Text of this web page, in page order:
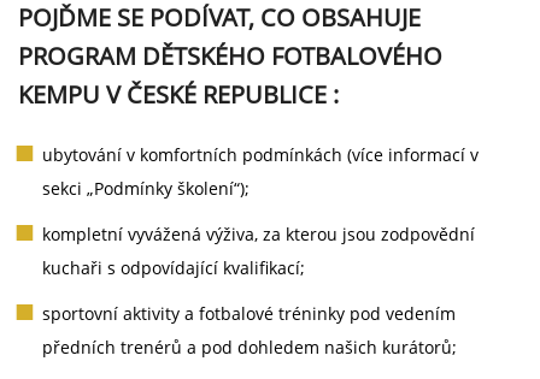
POJĎME SE PODÍVAT, CO OBSAHUJE
PROGRAM DĚTSKÉHO FOTBALOVÉHO
KEMPU V ČESKÉ REPUBLICE :
ubytování v komfortních podmínkách (více informací v
sekci „Podmínky školení“);
kompletní vyvážená výživa, za kterou jsou zodpovědní
kuchaři s odpovídající kvalifikací;
sportovní aktivity a fotbalové tréninky pod vedením
předních trenérů a pod dohledem našich kurátorů;